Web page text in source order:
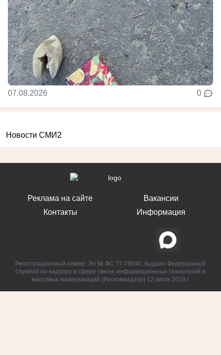
07.08.2026 0
Новости СМИ2
Реклама на сайте
Контакты
Вакансии
Информация
Регистрационный номер: Эл № ФС 77-76040, выдано Федеральной
службой по надзору в сфере связи, информационных технологий и
массовых коммуникаций (Роскомнадзор) 12 июля 2019 г.